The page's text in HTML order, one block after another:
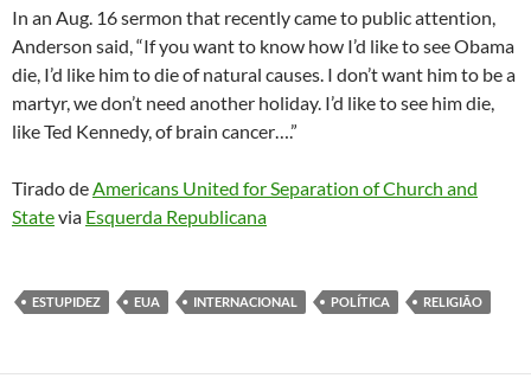
In an Aug. 16 sermon that recently came to public attention,
Anderson said, “If you want to know how I’d like to see Obama
die, I’d like him to die of natural causes. I don’t want him to be a
martyr, we don’t need another holiday. I’d like to see him die,
like Ted Kennedy, of brain cancer….”
Tirado deAmericans United for Separation of Church and
Statevia Esquerda Republicana
ESTUPIDEZ EUA INTERNACIONAL POLÍTICA RELIGIÃO